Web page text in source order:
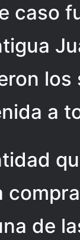
caso
los
a
de